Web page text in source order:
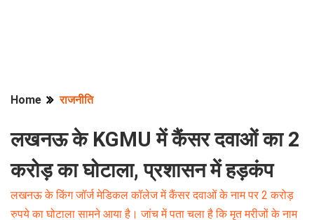
Home राजनीति
लखनऊ के KGMU में कैंसर दवाओं का 2
करोड़ का घोटाला, प्रशासन में हड़कंप
लखनऊ के किंग जॉर्ज मेडिकल कॉलेज में कैंसर दवाओं के नाम पर 2 करोड़
रुपये का घोटाला सामने आया है। जांच में पता चला है कि मृत मरीजों के नाम